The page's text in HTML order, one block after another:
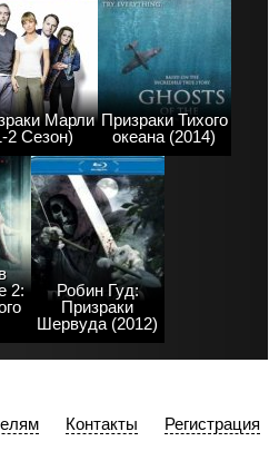
Марли
2 Сезон)
Призраки Тихого
океана (2014)
2:
Робин Гуд:
Призраки
Шервуда (2012)
Контакты Регистрация